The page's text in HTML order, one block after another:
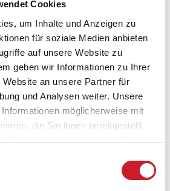
Cookies
um Inhalte und Anzeigen zu
für soziale Medien anbieten
auf unsere Website zu
geben wir Informationen zu Ihrer
an unsere Partner für
und Analysen weiter. Unsere
möglicherweise mit
die Sie ihnen bereitgestellt
Rahmen Ihrer Nutzung der Dienste
Vorreservierungen unter
Bis zu drei Jahre im Voraus
für Sie. Erfahrungsgemäß
die Verträge für das
und an die Kunden
unserer Kooperationspartner
wie beispielsweise
und kostenlose
für Dänemarkurlaub